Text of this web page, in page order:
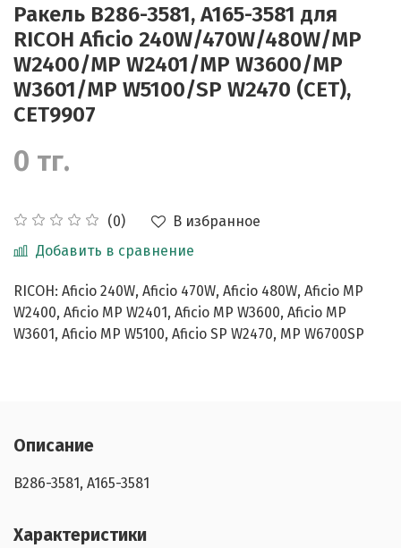
Ракель B286-3581, A165-3581 для
RICOH Aficio 240W/470W/480W/MP
W2400/MP W2401/MP W3600/MP
W3601/MP W5100/SP W2470 (CET),
CET9907
(0)
В избранное
Добавить в сравнение
0 тг.
RICOH: Aficio 240W, Aficio 470W, Aficio 480W, Aficio MP
W2400, Aficio MP W2401, Aficio MP W3600, Aficio MP
W3601, Aficio MP W5100, Aficio SP W2470, MP W6700SP
Описание
B286-3581, A165-3581
Характеристики